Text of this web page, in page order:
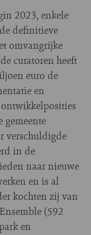
2023, enkele
definitieve
omvangrijke
curatoren heeft
euro de
en
gemeente
verschuldigde
in de
naar nieuwe
en is al
kochten zij van
(592
en